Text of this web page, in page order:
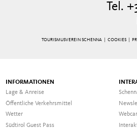
Tel.
TOURISMUSVEREIN SCHENNA | COOKIES|
INFORMATIONEN
Lage & Anreise
Öffentliche Verkehrsmittel
Wetter
Südtirol Guest Pass